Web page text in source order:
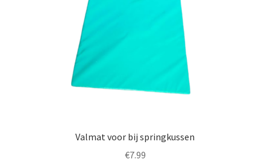
Valmat voor bij springkussen
€7.99